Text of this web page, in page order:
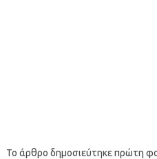
Το άρθρο δημοσιεύτηκε πρώτη